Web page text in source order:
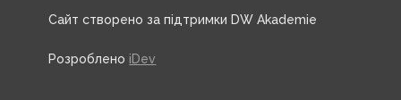
Сайт створено за підтримки DW Akademie
Розроблено iDev